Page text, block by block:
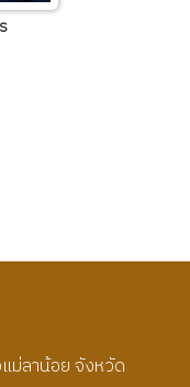
ม่ลาน้อย จังหวัด